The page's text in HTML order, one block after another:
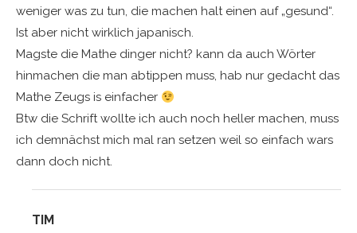
weniger was zu tun, die machen halt einen auf „gesund“.
Ist aber nicht wirklich japanisch.
Magste die Mathe dinger nicht? kann da auch Wörter
hinmachen die man abtippen muss, hab nur gedacht das
Mathe Zeugs is einfacher
Btw die Schrift wollte ich auch noch heller machen, muss
ich demnächst mich mal ran setzen weil so einfach wars
dann doch nicht.
TIM